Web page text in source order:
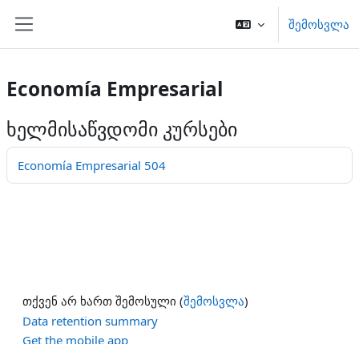
შემოსვლა
Economía Empresarial
ხელმისაწვდომი კურსები
Economía Empresarial 504
თქვენ არ ხართ შემოსული (შემოსვლა)
Data retention summary
Get the mobile app